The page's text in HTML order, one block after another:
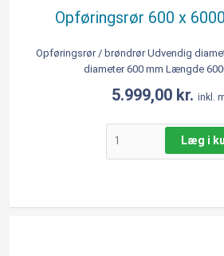
Opføringsrør 600 x
Opføringsrør / brøndrør Udvendig
diameter 600 mm Længde
5.999,00 kr. inkl.
Wavin
antal
Læg i